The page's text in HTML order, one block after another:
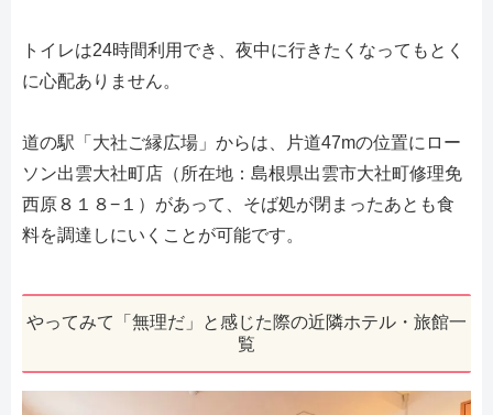
トイレは24時間利用でき、夜中に行きたくなってもとく
に心配ありません。
道の駅「大社ご縁広場」からは、片道47mの位置にロー
ソン出雲大社町店（所在地：島根県出雲市大社町修理免
西原８１８−１）があって、そば処が閉まったあとも食
料を調達しにいくことが可能です。
やってみて「無理だ」と感じた際の近隣ホテル・旅館一
覧